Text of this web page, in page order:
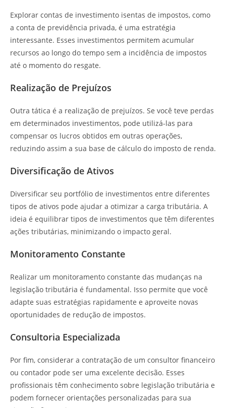
Explorar contas de investimento isentas de impostos, como
a conta de previdência privada, é uma estratégia
interessante. Esses investimentos permitem acumular
recursos ao longo do tempo sem a incidência de impostos
até o momento do resgate.
Realização de Prejuízos
Outra tática é a realização de prejuízos. Se você teve perdas
em determinados investimentos, pode utilizá-las para
compensar os lucros obtidos em outras operações,
reduzindo assim a sua base de cálculo do imposto de renda.
Diversificação de Ativos
Diversificar seu portfólio de investimentos entre diferentes
tipos de ativos pode ajudar a otimizar a carga tributária. A
ideia é equilibrar tipos de investimentos que têm diferentes
ações tributárias, minimizando o impacto geral.
Monitoramento Constante
Realizar um monitoramento constante das mudanças na
legislação tributária é fundamental. Isso permite que você
adapte suas estratégias rapidamente e aproveite novas
oportunidades de redução de impostos.
Consultoria Especializada
Por fim, considerar a contratação de um consultor financeiro
ou contador pode ser uma excelente decisão. Esses
profissionais têm conhecimento sobre legislação tributária e
podem fornecer orientações personalizadas para sua